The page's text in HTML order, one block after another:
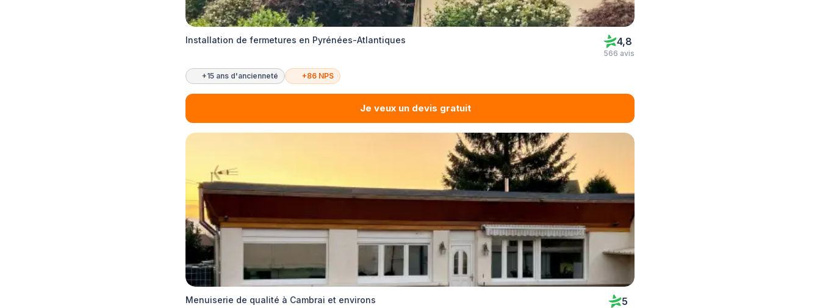
Installation de fermetures en Pyrénées-Atlantiques 4,8
566 avis
+15 ans d'ancienneté +86 NPS
Je veux un devis gratuit
Menuiserie de qualité à Cambrai et environs 5